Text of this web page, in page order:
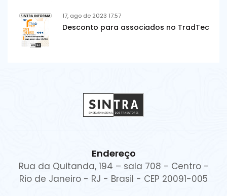
17, ago de 2023 17:57
Desconto para associados no TradTec
Endereço
Rua da Quitanda, 194 – sala 708 - Centro -
Rio de Janeiro - RJ - Brasil - CEP 20091-005